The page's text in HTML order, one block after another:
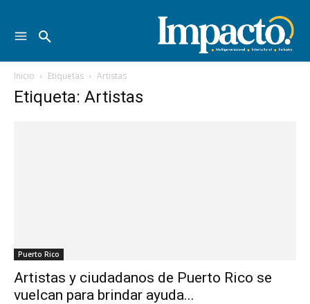
Inicio Etiquetas Artistas
Etiqueta: Artistas
Puerto Rico
Artistas y ciudadanos de Puerto Rico se
vuelcan para brindar ayuda...